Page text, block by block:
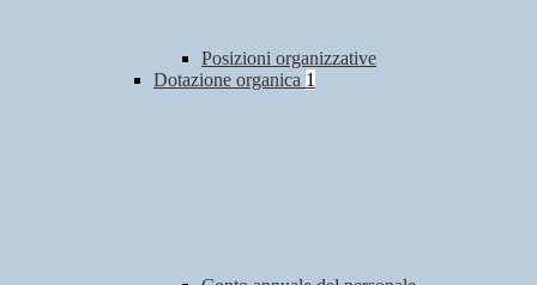
Posizioni organizzative
Dotazione organica 1